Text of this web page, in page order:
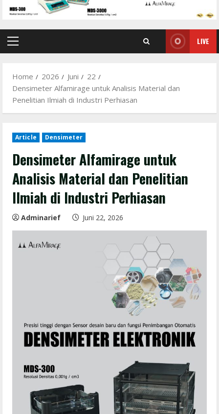
Primary
LIVE
Home 2026 Juni
22
Densimeter Alfamirage untuk Analisis Material dan
Penelitian Ilmiah di Industri Perhiasan
Article Densimeter
Densimeter Alfamirage untuk
Analisis Material dan Penelitian
Ilmiah di Industri Perhiasan
Adminarief Juni 22, 2026